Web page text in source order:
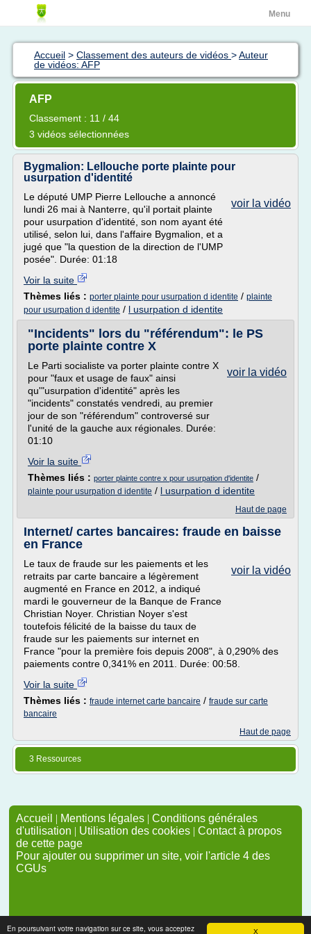
X
En poursuivant votre navigation sur ce site, vous acceptez
Menu
Accueil > Classement des auteurs de vidéos >Auteur
de vidéos: AFP
AFP
Classement : 11 / 44
3 vidéos sélectionnées
Bygmalion: Lellouche porte plainte pour
usurpation d'identité
voir la vidéo
Le député UMP Pierre Lellouche a annoncé
lundi 26 mai à Nanterre, qu'il portait plainte
pour usurpation d'identité, son nom ayant été
utilisé, selon lui, dans l'affaire Bygmalion, et a
jugé que "la question de la direction de l'UMP
posée". Durée: 01:18
Voir la suite
Thèmes liés : porter plainte pour usurpation d identite / plainte
pour usurpation d identite / l usurpation d identite
"Incidents" lors du "référendum": le PS
porte plainte contre X
voir la vidéo
Le Parti socialiste va porter plainte contre X
pour "faux et usage de faux" ainsi
qu'"usurpation d'identité" après les
"incidents" constatés vendredi, au premier
jour de son "référendum" controversé sur
l'unité de la gauche aux régionales. Durée:
01:10
Voir la suite
Thèmes liés : porter plainte contre x pour usurpation d'identite /
plainte pour usurpation d identite / l usurpation d identite
Haut de page
Internet/ cartes bancaires: fraude en baisse
en France
voir la vidéo
Le taux de fraude sur les paiements et les
retraits par carte bancaire a légèrement
augmenté en France en 2012, a indiqué
mardi le gouverneur de la Banque de France
Christian Noyer. Christian Noyer s'est
toutefois félicité de la baisse du taux de
fraude sur les paiements sur internet en
France "pour la première fois depuis 2008", à 0,290% des
paiements contre 0,341% en 2011. Durée: 00:58.
Voir la suite
Thèmes liés : fraude internet carte bancaire / fraude sur carte
bancaire
Haut de page
3 Ressources
Accueil | Mentions légales | Conditions générales
d'utilisation | Utilisation des cookies | Contact à propos
de cette page
Pour ajouter ou supprimer un site, voir l'article 4 des
CGUs